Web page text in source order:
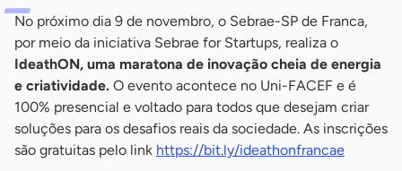
No próximo dia 9 de novembro, o Sebrae-SP de Franca,
por meio da iniciativa Sebrae for Startups, realiza o
IdeathON, uma maratona de inovação cheia de energia
e criatividade. O evento acontece no Uni-FACEF e é
100% presencial e voltado para todos que desejam criar
soluções para os desafios reais da sociedade. As inscrições
são gratuitas pelo link https://bit.ly/ideathonfrancae